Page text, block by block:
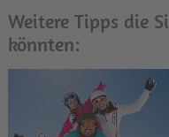
Weitere Tipps die
könnten: